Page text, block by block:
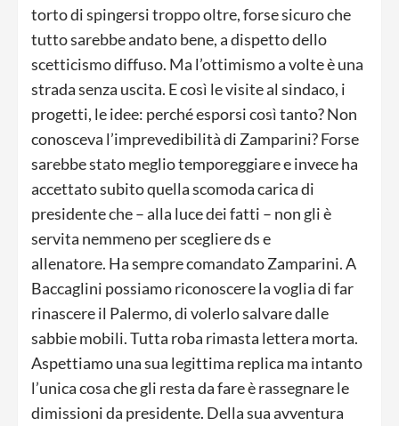
torto di spingersi troppo oltre, forse sicuro che
tutto sarebbe andato bene, a dispetto dello
scetticismo diffuso. Ma l’ottimismo a volte è una
strada senza uscita. E così le visite al sindaco, i
progetti, le idee: perché esporsi così tanto? Non
conosceva l’imprevedibilità di Zamparini? Forse
sarebbe stato meglio temporeggiare e invece ha
accettato subito quella scomoda carica di
presidente che – alla luce dei fatti – non gli è
servita nemmeno per scegliere ds e
allenatore. Ha sempre comandato Zamparini. A
Baccaglini possiamo riconoscere la voglia di far
rinascere il Palermo, di volerlo salvare dalle
sabbie mobili. Tutta roba rimasta lettera morta.
Aspettiamo una sua legittima replica ma intanto
l’unica cosa che gli resta da fare è rassegnare le
dimissioni da presidente. Della sua avventura